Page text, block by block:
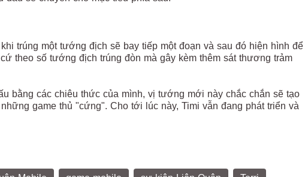
trúng một tướng địch sẽ bay tiếp một đoạn và sau đó hiện hình để
theo số tướng địch trúng đòn mà gây kèm thêm sát thương trảm
bằng các chiêu thức của mình, vị tướng mới này chắc chắn sẽ tạo
game thủ "cứng". Cho tới lúc này, Timi vẫn đang phát triển và